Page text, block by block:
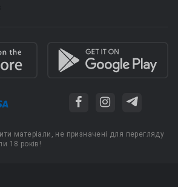
матеріали, не призначені для перегляду
18 років!